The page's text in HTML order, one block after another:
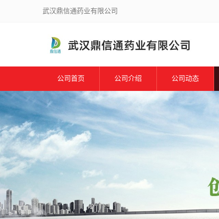
武汉鼎信通药业有限公司
公司首页 公司介绍 公司动态